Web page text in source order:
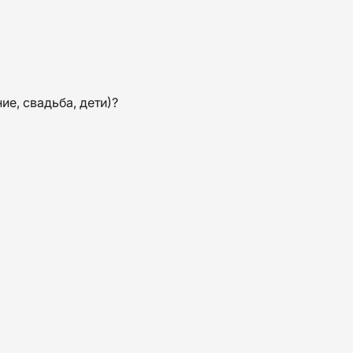
свадьба, дети)?